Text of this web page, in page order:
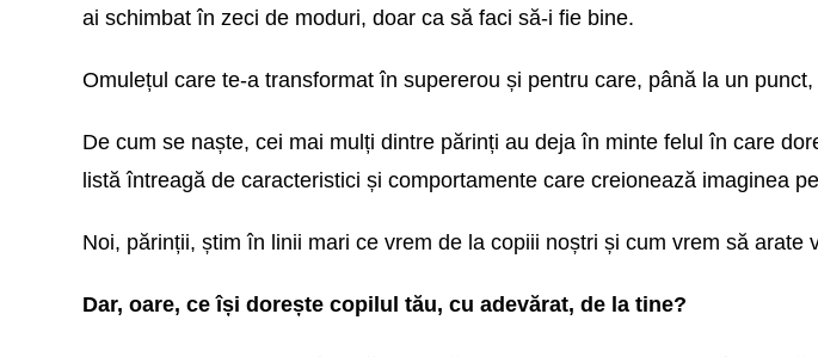
ai schimbat în zeci de moduri, doar ca să faci să-i fie bine.
Omulețul care te-a transformat în supererou și pentru care, până la un punct,
De cum se naște, cei mai mulți dintre părinți au deja în minte felul în care
listă întreagă de caracteristici și comportamente care creionează imaginea
Noi, părinții, știm în linii mari ce vrem de la copiii noștri și cum vrem să arate
Dar, oare, ce își dorește copilul tău, cu adevărat, de la tine?